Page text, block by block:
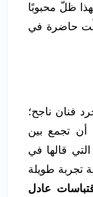
ظلّ محبوبًا
حاضرة في
فنان ناجح؛
أن تجمع بين
التي قالها في
تجربة طويلة
عادل